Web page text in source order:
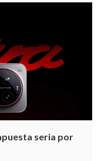
seria por